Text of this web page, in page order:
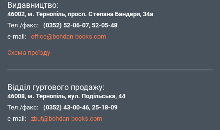
Видавництво:
46002, м. Тернопіль, просп. Степана Бандери, 34а
Тел./факс:
(0352) 52-06-07, 52-05-48
e-mail:
office@bohdan-books.com
Схема проїзду
Відділ гуртового продажу:
46008, м. Тернопіль, вул. Подільська, 44
Тел./факс:
(0352) 43-00-46, 25-18-09
e-mail:
zbut@bohdan-books.com